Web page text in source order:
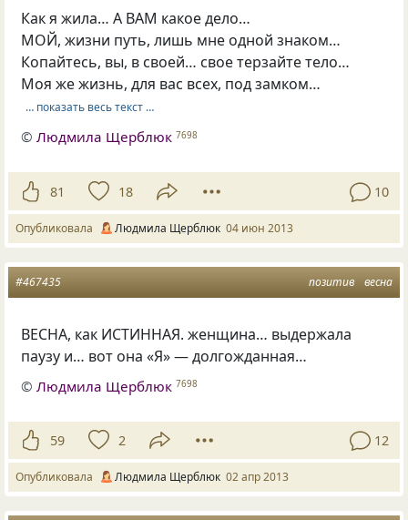
Как я жила… А ВАМ какое дело…
МОЙ, жизни путь, лишь мне одной знаком…
Копайтесь, вы, в своей… свое терзайте тело…
Моя же жизнь, для вас всех, под замком…
… показать весь текст …
©Людмила Щерблюк 7698
81 18 10
Опубликовала Людмила Щерблюк 04 июн 2013
позитив весна
#467435
ВЕСНА, как ИСТИННАЯ. женщина… выдержала
паузу и… вот она «Я» — долгожданная…
©Людмила Щерблюк 7698
59 2 12
Опубликовала Людмила Щерблюк 02 апр 2013